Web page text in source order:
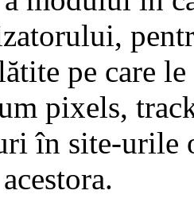
pe care
pixels,
în site-urile